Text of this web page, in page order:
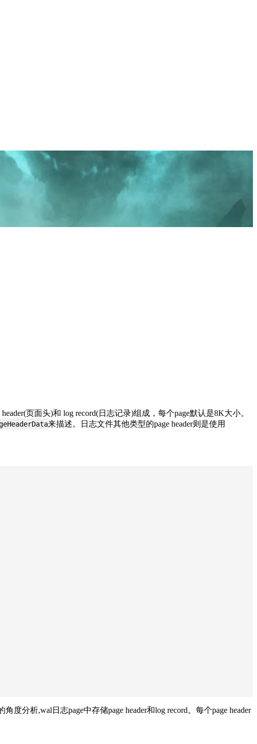
页面头)和 log record(日志记录)组成，每个page默认是8K大小。
来描述。日志文件其他类型的page header则是使用
分析,wal日志page中存储page header和log record。每个page header